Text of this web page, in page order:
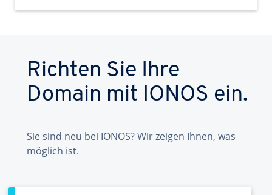
Richten Sie Ihre
Domain mit IONOS ein.
Sie sind neu bei IONOS? Wir zeigen Ihnen, was
möglich ist.